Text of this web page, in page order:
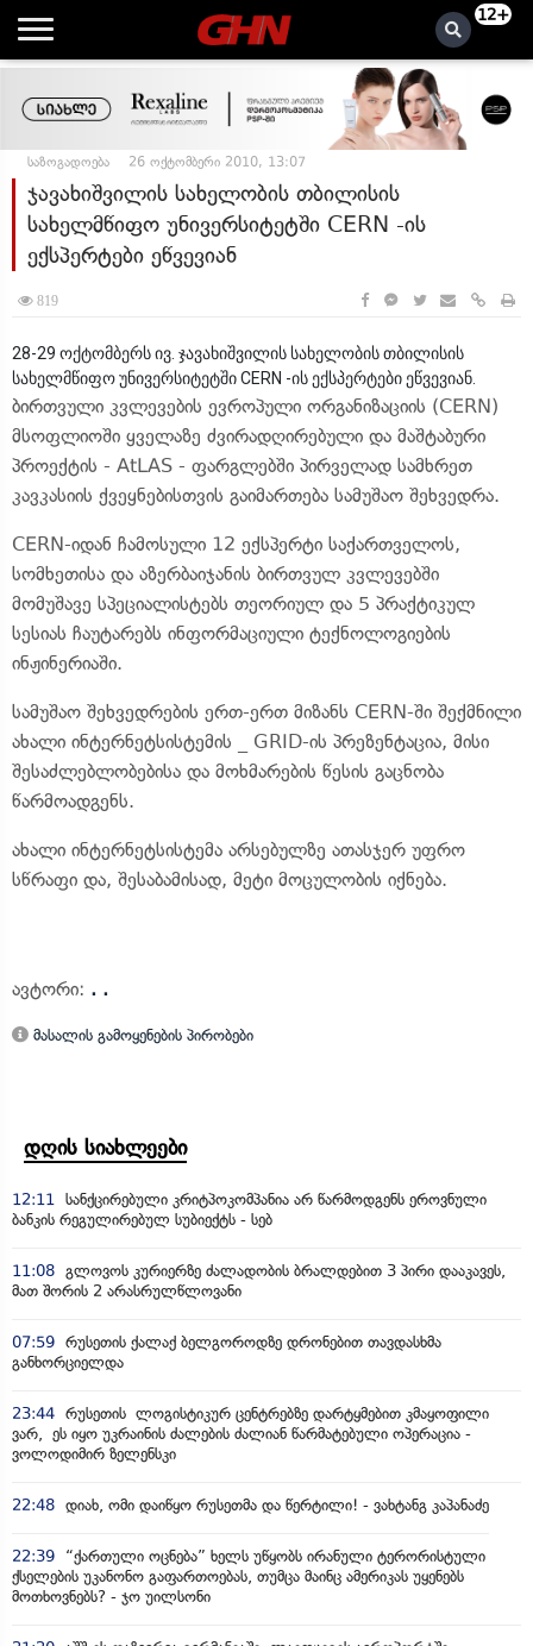
12+
საზოგადოება 26 ოქტომბერი 2010, 13:07
ჯავახიშვილის სახელობის თბილისის
სახელმწიფო უნივერსიტეტში CERN -ის
ექსპერტები ეწვევიან
819
28-29 ოქტომბერს ივ. ჯავახიშვილის სახელობის თბილისის
სახელმწიფო უნივერსიტეტში CERN -ის ექსპერტები ეწვევიან.
ბირთვული კვლევების ევროპული ორგანიზაციის (CERN)
მსოფლიოში ყველაზე ძვირადღირებული და მაშტაბური
პროექტის - AtLAS - ფარგლებში პირველად სამხრეთ
კავკასიის ქვეყნებისთვის გაიმართება სამუშაო შეხვედრა.
CERN-იდან ჩამოსული 12 ექსპერტი საქართველოს,
სომხეთისა და აზერბაიჯანის ბირთვულ კვლევებში
მომუშავე სპეციალისტებს თეორიულ და 5 პრაქტიკულ
სესიას ჩაუტარებს ინფორმაციული ტექნოლოგიების
ინჟინერიაში.
სამუშაო შეხვედრების ერთ-ერთ მიზანს CERN-ში შექმნილი
ახალი ინტერნეტსისტემის _ GRID-ის პრეზენტაცია, მისი
შესაძლებლობებისა და მოხმარების წესის გაცნობა
წარმოადგენს.
ახალი ინტერნეტსისტემა არსებულზე ათასჯერ უფრო
სწრაფი და, შესაბამისად, მეტი მოცულობის იქნება.
ავტორი: . .
მასალის გამოყენების პირობები
დღის სიახლეები
12:11 სანქცირებული კრიტპოკომპანია არ წარმოდგენს ეროვნული
ბანკის რეგულირებულ სუბიექტს - სებ
11:08 გლოვოს კურიერზე ძალადობის ბრალდებით 3 პირი დააკავეს,
მათ შორის 2 არასრულწლოვანი
07:59 რუსეთის ქალაქ ბელგოროდზე დრონებით თავდასხმა
განხორციელდა
23:44 რუსეთის ლოგისტიკურ ცენტრებზე დარტყმებით კმაყოფილი
ვარ, ეს იყო უკრაინის ძალების ძალიან წარმატებული ოპერაცია -
ვოლოდიმირ ზელენსკი
22:48 დიახ, ომი დაიწყო რუსეთმა და წერტილი! - ვახტანგ კაპანაძე
22:39
“ქართული ოცნება” ხელს უწყობს ირანული ტერორისტული
ქსელების უკანონო გაფართოებას, თუმცა მაინც ამერიკას უყენებს
მოთხოვნებს? - ჯო უილსონი